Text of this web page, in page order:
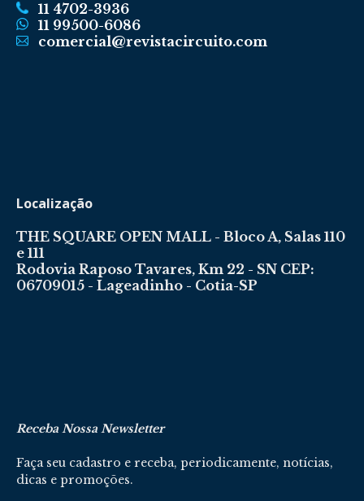
11 4702-3936
11 99500-6086
comercial@revistacircuito.com
Localização
THE SQUARE OPEN MALL - Bloco A, Salas 110
e 111
Rodovia Raposo Tavares, Km 22 - SN CEP:
06709015 - Lageadinho - Cotia-SP
Receba Nossa Newsletter
Faça seu cadastro e receba, periodicamente, notícias,
dicas e promoções.